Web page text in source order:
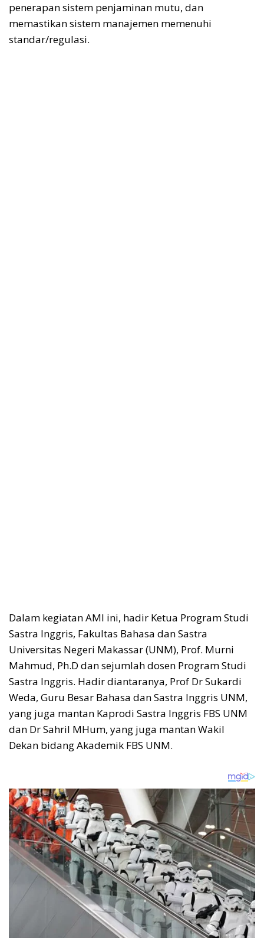
penerapan sistem penjaminan mutu, dan
memastikan sistem manajemen memenuhi
standar/regulasi.
Dalam kegiatan AMI ini, hadir Ketua Program Studi
Sastra Inggris, Fakultas Bahasa dan Sastra
Universitas Negeri Makassar (UNM), Prof. Murni
Mahmud, Ph.D dan sejumlah dosen Program Studi
Sastra Inggris. Hadir diantaranya, Prof Dr Sukardi
Weda, Guru Besar Bahasa dan Sastra Inggris UNM,
yang juga mantan Kaprodi Sastra Inggris FBS UNM
dan Dr Sahril MHum, yang juga mantan Wakil
Dekan bidang Akademik FBS UNM.